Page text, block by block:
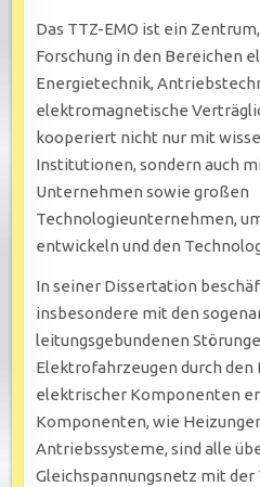
Das TTZ-EMO ist ein
Forschung in den Bereichen
Energietechnik,
elektromagnetische
kooperiert nicht nur mit
Institutionen, sondern auch
Unternehmen sowie großen
Technologieunternehmen,
entwickeln und den
In seiner Dissertation
insbesondere mit den
leitungsgebundenen
Elektrofahrzeugen durch
elektrischer Komponenten
Komponenten, wie
Antriebssysteme, sind alle
Gleichspannungsnetz mit